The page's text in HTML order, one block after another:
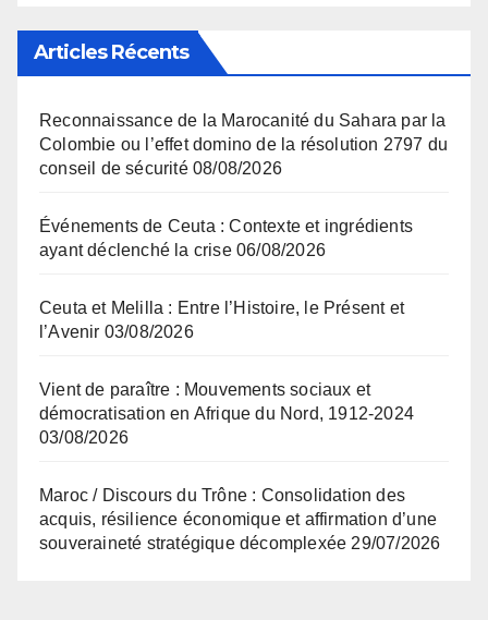
Articles Récents
Reconnaissance de la Marocanité du Sahara par la
Colombie ou l’effet domino de la résolution 2797 du
conseil de sécurité 08/08/2026
Événements de Ceuta : Contexte et ingrédients
ayant déclenché la crise 06/08/2026
Ceuta et Melilla : Entre l’Histoire, le Présent et
l’Avenir 03/08/2026
Vient de paraître : Mouvements sociaux et
démocratisation en Afrique du Nord, 1912-2024
03/08/2026
Maroc / Discours du Trône : Consolidation des
acquis, résilience économique et affirmation d’une
souveraineté stratégique décomplexée 29/07/2026